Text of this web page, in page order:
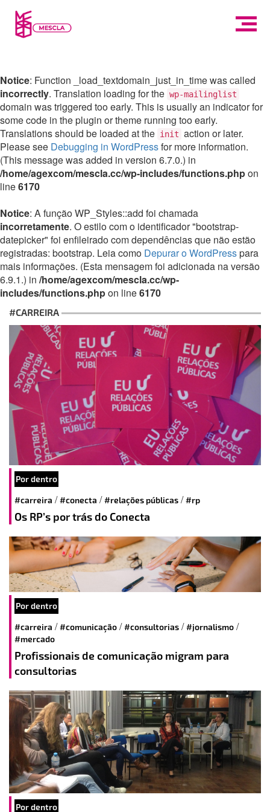
Notice: Function _load_textdomain_just_in_time was called
incorrectly. Translation loading for the wp-mailinglist
domain was triggered too early. This is usually an indicator for
some code in the plugin or theme running too early.
Translations should be loaded at the init action or later.
Please see Debugging in WordPressfor more information.
(This message was added in version 6.7.0.) in
/home/agexcom/mescla.cc/wp-includes/functions.phpon
line6170
Notice: A função WP_Styles::add foi chamada
incorretamente. O estilo com o identificador "bootstrap-
datepicker" foi enfileirado com dependências que não estão
registradas: bootstrap. Leia como Depurar o WordPresspara
mais informações. (Esta mensagem foi adicionada na versão
6.9.1.) in /home/agexcom/mescla.cc/wp-
includes/functions.phpon line6170
#CARREIRA
Por dentro
#carreira /#conecta /#relações públicas /#rp
Os RP’s por trás do Conecta
Por dentro
#carreira /#comunicação /#consultorias /#jornalismo /
#mercado
Profissionais de comunicação migram para
consultorias
Por dentro